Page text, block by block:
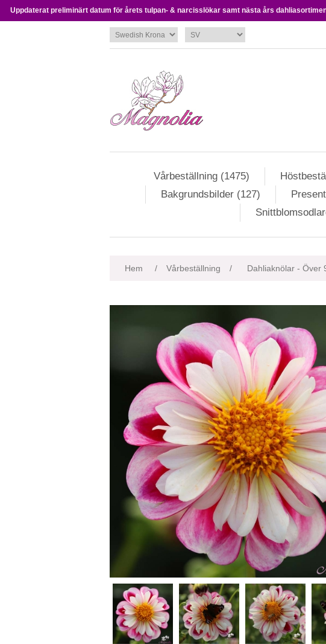
Uppdaterat preliminärt datum för årets tulpan- & narcisslökar samt nästa års
Vårbeställning (1475)
Bakgrundsbilder (127)
Hem / Vårbeställning / Dahliaknölar - Över